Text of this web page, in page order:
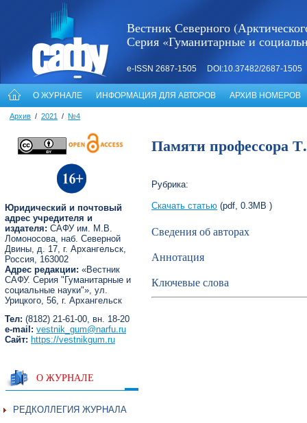
Вестник Северного
Серия «Гуманитарные и
e-ISSN 2687-1505 DOI:10.37482/2687-1505
О ЖУРНАЛЕ ИНФОРМАЦИЯ ДЛЯ АВТОРОВ АРХИВ НОМЕРОВ
Архив / 2021 / №4
Юридический и почтовый
адрес учредителя и
издателя: САФУ им. М.В.
Ломоносова, наб. Северной
Двины, д. 17, г. Архангельск,
Россия, 163002
Адрес редакции: «Вестник
САФУ. Серия "Гуманитарные и
социальные науки"», ул.
Урицкого, 56, г. Архангельск
Тел: (8182) 21-61-00, вн. 18-20
e-mail: vestnik_gum@narfu.ru
Сайт: https://vestnikgum.ru
О ЖУРНАЛЕ
РЕДКОЛЛЕГИЯ ЖУРНАЛА
Памяти профессора
Рубрика:
Скачать статью (pdf, 0.3MB )
Сведения об авторах
Аннотация
Ключевые слова